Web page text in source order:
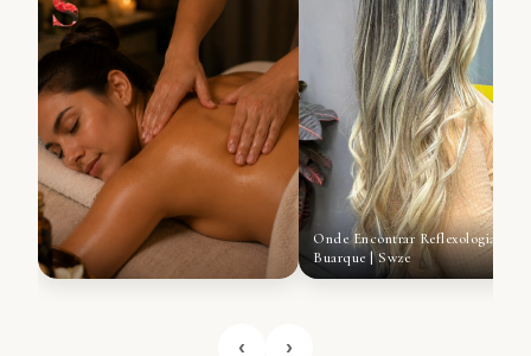
Onde Encontrar Reflexologia no
Buarque | Swze
‹ ›